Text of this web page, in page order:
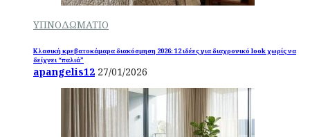
ΥΠΝΟΔΩΜΑΤΙΟ
Κλασική κρεβατοκάμαρα διακόσμηση 2026: 12 ιδέες για διαχρονικό look χωρίς να
δείχνει “παλιά”
apangelis12 27/01/2026